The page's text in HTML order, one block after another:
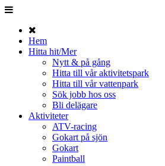
Hem
Hitta hit/Mer
Nytt & på gång
Hitta till vår aktivitetspark
Hitta till vår vattenpark
Sök jobb hos oss
Bli delägare
Aktiviteter
ATV-racing
Gokart på sjön
Gokart
Paintball